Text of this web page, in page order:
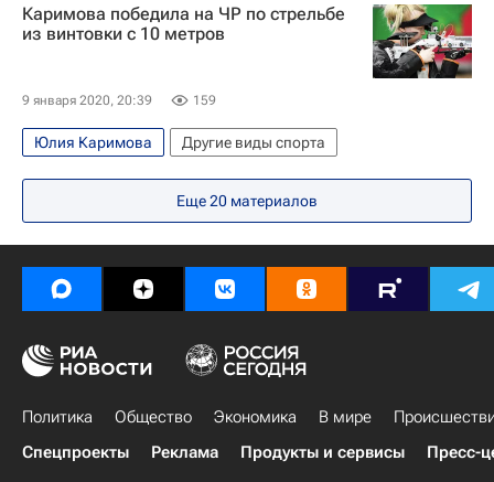
Каримова победила на ЧР по стрельбе
из винтовки с 10 метров
9 января 2020, 20:39 159
Юлия Каримова Другие виды спорта
Еще20 материалов
Политика Общество Экономика В мире
Спецпроекты
Реклама Продукты и сервисы Пресс-